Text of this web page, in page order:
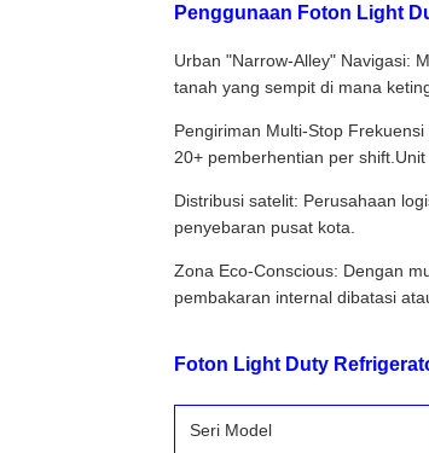
Penggunaan Foton Light
Urban "Narrow-Alley" Navigasi:
tanah yang sempit di mana
Pengiriman Multi-Stop
20+ pemberhentian per
Distribusi satelit: Perusahaan
penyebaran pusat kota.
Zona Eco-Conscious: Dengan
pembakaran internal dibatasi
Foton Light Duty
Seri Model